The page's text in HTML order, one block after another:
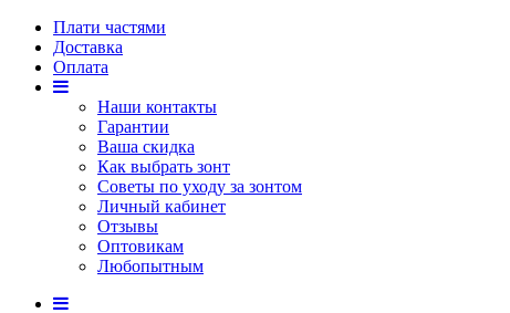
Плати частями
Доставка
Оплата
Наши контакты
Гарантии
Ваша скидка
Как выбрать зонт
Советы по уходу за зонтом
Личный кабинет
Отзывы
Оптовикам
Любопытным